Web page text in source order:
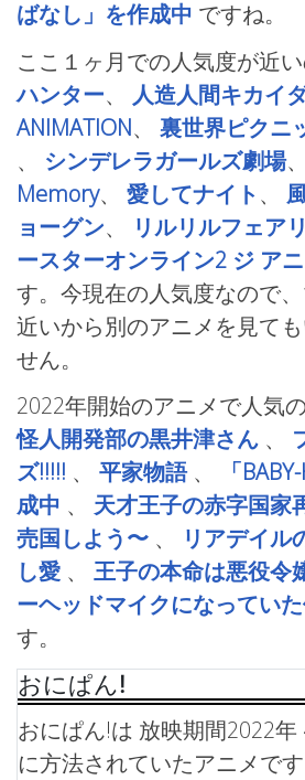
ばなし」を作成中 ですね。
ここ１ヶ月での人気度が近い
ハンター、 人造人間キカイ
ANIMATION、 裏世界ピクニ
、 シンデレラガールズ劇場、
Memory、 愛してナイト 、
ョーグン、 リルリルフェア
ースターオンライン2 ジ ア
す。今現在の人気度なので
近いから別のアニメを見て
せん。
2022年開始のアニメで人気
怪人開発部の黒井津さん 、
ズ!!!!! 、 平家物語 、
「
成中 、 天才王子の赤字国家
売国しよう〜 、 リアデイル
し愛 、 王子の本命は悪役令
ーヘッドマイクになってい
す。
おにぱん!
おにぱん!は 放映期間2022年
に方法されていたアニメで